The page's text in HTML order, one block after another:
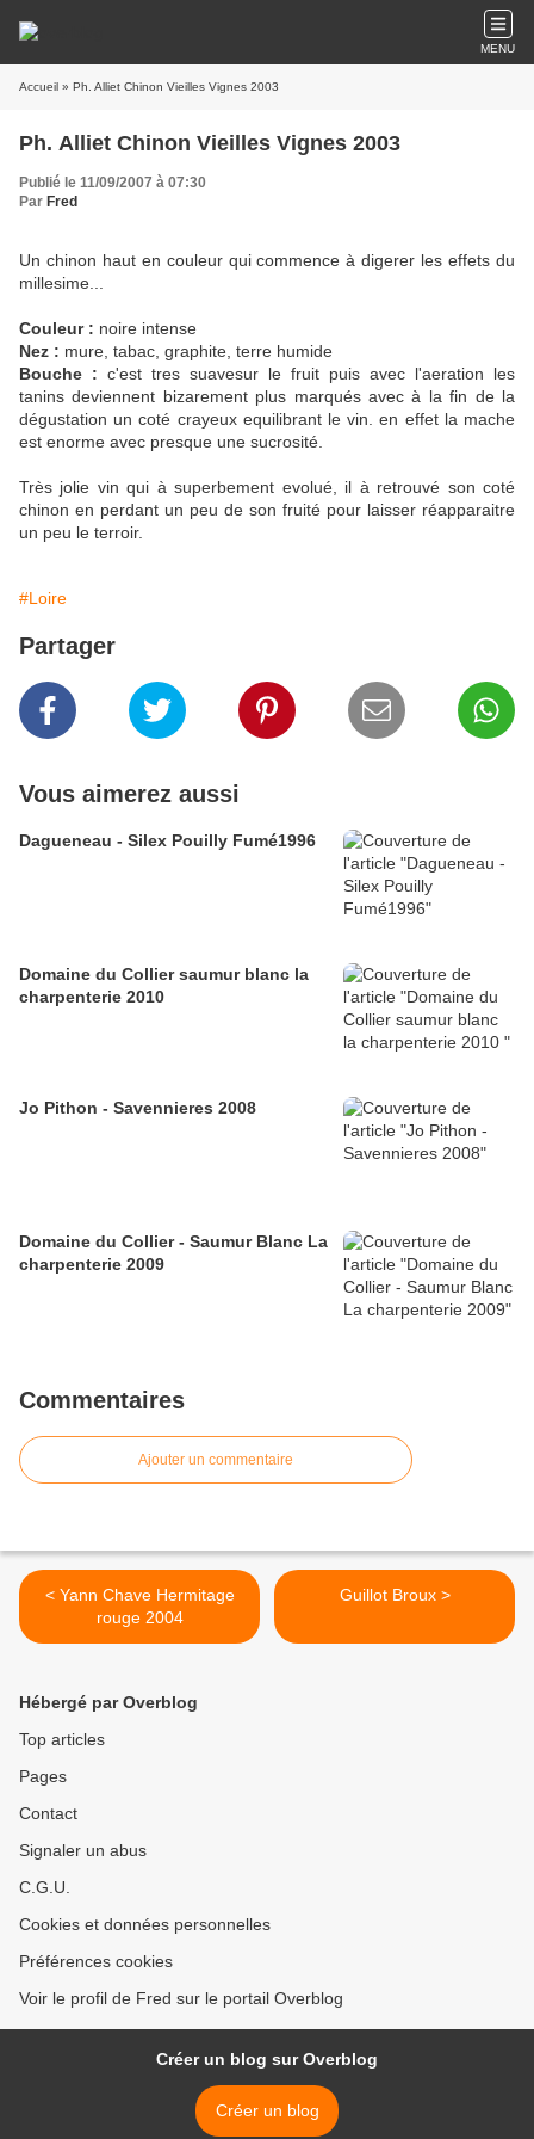
MENU
Accueil » Ph. Alliet Chinon Vieilles Vignes 2003
Ph. Alliet Chinon Vieilles Vignes 2003
Publié le 11/09/2007 à 07:30
Par Fred
Un chinon haut en couleur qui commence à digerer les effets du
millesime...
Couleur : noire intense
Nez : mure, tabac, graphite, terre humide
Bouche : c'est tres suavesur le fruit puis avec l'aeration les
tanins deviennent bizarement plus marqués avec à la fin de la
dégustation un coté crayeux equilibrant le vin. en effet la mache
est enorme avec presque une sucrosité.
Très jolie vin qui à superbement evolué, il à retrouvé son coté
chinon en perdant un peu de son fruité pour laisser réapparaitre
un peu le terroir.
#Loire
Partager
Vous aimerez aussi
Dagueneau - Silex Pouilly Fumé1996
Domaine du Collier saumur blanc la
charpenterie 2010
Jo Pithon - Savennieres 2008
Domaine du Collier - Saumur Blanc La
charpenterie 2009
Commentaires
Ajouter un commentaire
< Yann Chave Hermitage
rouge 2004
Guillot Broux >
Hébergé par Overblog
Top articles
Pages
Contact
Signaler un abus
C.G.U.
Cookies et données personnelles
Préférences cookies
Voir le profil de Fred sur le portail Overblog
Créer un blog sur Overblog
Créer un blog